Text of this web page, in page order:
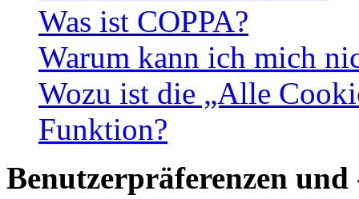
Was ist COPPA?
Warum kann ich mich
Wozu ist die „Alle
Funktion?
Benutzerpräferenzen und